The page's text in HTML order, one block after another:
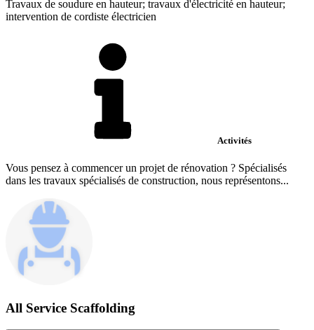
Travaux de soudure en hauteur; travaux d'électricité en hauteur;
intervention de cordiste électricien
Activités
Vous pensez à commencer un projet de rénovation ? Spécialisés
dans les travaux spécialisés de construction, nous représentons...
All Service Scaffolding